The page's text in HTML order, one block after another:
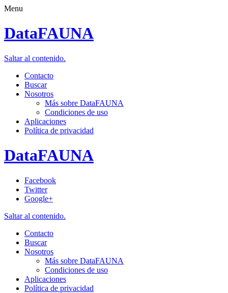
Menu
DataFAUNA
Saltar al contenido.
Contacto
Buscar
Nosotros
Más sobre DataFAUNA
Condiciones de uso
Aplicaciones
Política de privacidad
DataFAUNA
Facebook
Twitter
Google+
Saltar al contenido.
Contacto
Buscar
Nosotros
Más sobre DataFAUNA
Condiciones de uso
Aplicaciones
Política de privacidad